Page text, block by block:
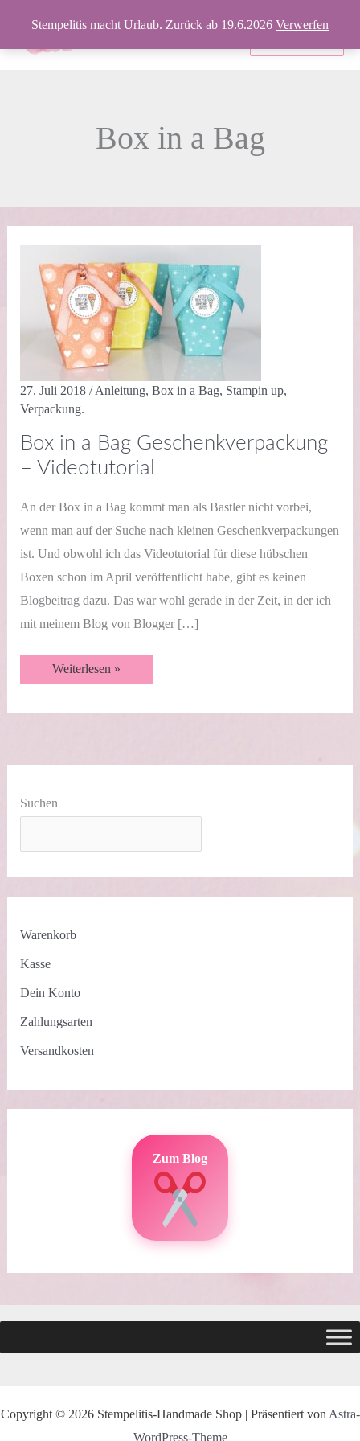
Stempelitis macht Urlaub. Zurück ab 19.6.2026 Verwerfen
springen
Produkte
Box in a Bag
27. Juli 2018 /Anleitung, Box in a Bag, Stampin up,
Verpackung.
Box in a Bag Geschenkverpackung
– Videotutorial
An der Box in a Bag kommt man als Bastler nicht vorbei,
wenn man auf der Suche nach kleinen Geschenkverpackungen
ist. Und obwohl ich das Videotutorial für diese hübschen
Boxen schon im April veröffentlicht habe, gibt es keinen
Blogbeitrag dazu. Das war wohl gerade in der Zeit, in der ich
mit meinem Blog von Blogger […]
Box
in
Weiterlesen »
Suchen
Warenkorb
Kasse
Dein Konto
Zahlungsarten
Versandkosten
Zum Blog
Copyright © 2026 Stempelitis-Handmade Shop | Präsentiert von Astra-
WordPress-Theme